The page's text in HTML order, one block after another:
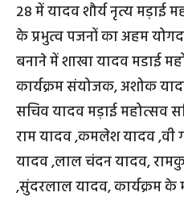
28 में यादव शौर्य नृत्य मड़ाई
के प्रभुत्व पजनों का अहम
बनाने में शाखा यादव मडाई
कार्यक्रम संयोजक, अशोक
सचिव यादव मड़ाई महोत्सव
राम यादव ,कमलेश यादव ,वी
यादव ,लाल चंदन यादव,
,सुंदरलाल यादव, कार्यक्रम के